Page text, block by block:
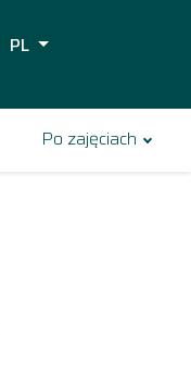
PL
Po zajęciach